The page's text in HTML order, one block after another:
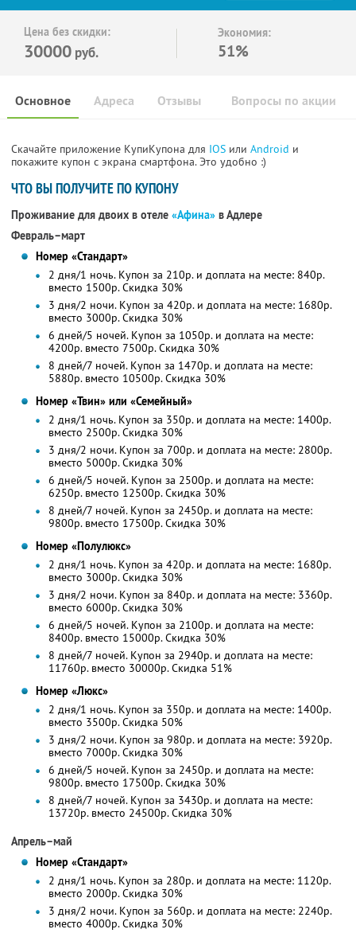
Цена без скидки:
30000 руб.
Экономия:
51%
Основное Отзывы Вопросы по акции
Адреса
Скачайте приложение КупиКупона для IOS или Android и
покажите купон с экрана смартфона. Это удобно :)
ЧТО ВЫ ПОЛУЧИТЕ ПО КУПОНУ
Проживание для двоих в отеле «Афина» в Адлере
Февраль–март
Номер «Стандарт»
2 дня/1 ночь. Купон за 210р. и доплата на месте: 840р.
вместо 1500р.Скидка 30%
3 дня/2 ночи. Купон за 420р. и доплата на месте: 1680р.
вместо 3000р.Скидка 30%
6 дней/5 ночей. Купон за 1050р. и доплата на месте:
4200р. вместо 7500р.Скидка 30%
8 дней/7 ночей. Купон за 1470р. и доплата на месте:
5880р. вместо 10500р.Скидка 30%
Номер «Твин» или «Семейный»
2 дня/1 ночь. Купон за 350р. и доплата на месте: 1400р.
вместо 2500р.Скидка 30%
3 дня/2 ночи. Купон за 700р. и доплата на месте: 2800р.
вместо 5000р.Скидка 30%
6 дней/5 ночей. Купон за 2500р. и доплата на месте:
6250р. вместо 12500р.Скидка 30%
8 дней/7 ночей. Купон за 2450р. и доплата на месте:
9800р. вместо 17500р.Скидка 30%
Номер «Полулюкс»
2 дня/1 ночь. Купон за 420р. и доплата на месте: 1680р.
вместо 3000р.Скидка 30%
3 дня/2 ночи. Купон за 840р. и доплата на месте: 3360р.
вместо 6000р.Скидка 30%
6 дней/5 ночей. Купон за 2100р. и доплата на месте:
8400р. вместо 15000р.Скидка 30%
8 дней/7 ночей. Купон за 2940р. и доплата на месте:
11760р. вместо 30000р.Скидка 51%
Номер «Люкс»
2 дня/1 ночь. Купон за 350р. и доплата на месте: 1400р.
вместо 3500р.Скидка 50%
3 дня/2 ночи. Купон за 980р. и доплата на месте: 3920р.
вместо 7000р.Скидка 30%
6 дней/5 ночей. Купон за 2450р. и доплата на месте:
9800р. вместо 17500р.Скидка 30%
8 дней/7 ночей. Купон за 3430р. и доплата на месте:
13720р. вместо 24500р.Скидка 30%
Апрель–май
Номер «Стандарт»
2 дня/1 ночь. Купон за 280р. и доплата на месте: 1120р.
вместо 2000р.Скидка 30%
3 дня/2 ночи. Купон за 560р. и доплата на месте: 2240р.
вместо 4000р.Скидка 30%